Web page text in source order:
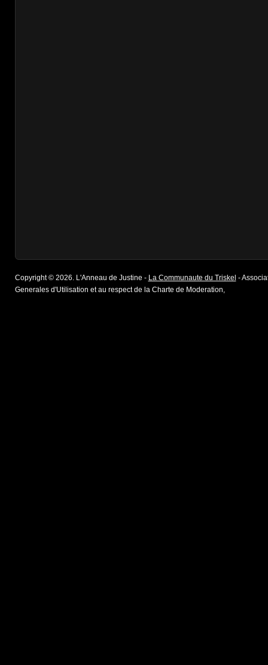
Copyright © 2026. L'Anneau de Justine - La Communaute du Triskel -
Generales d'Utilisation et au respect de la Charte de Moderation,